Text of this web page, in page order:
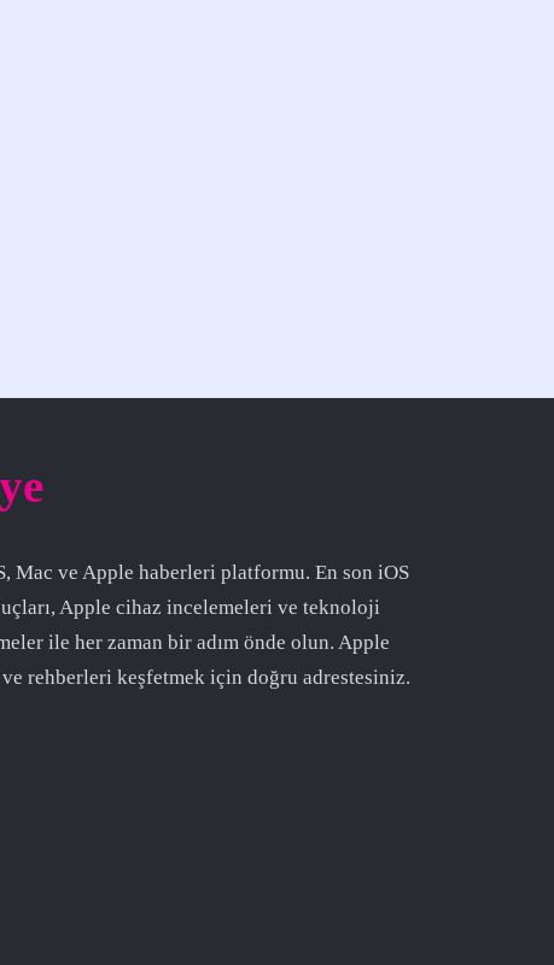
Mac ve Apple haberleri platformu. En son iOS
Apple cihaz incelemeleri ve teknoloji
ile her zaman bir adım önde olun. Apple
rehberleri keşfetmek için doğru adrestesiniz.